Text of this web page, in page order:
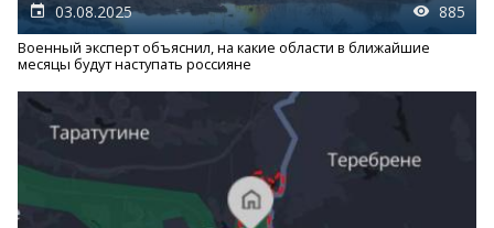
03.08.2025 885
Военный эксперт объяснил, на какие области в ближайшие
месяцы будут наступать россияне